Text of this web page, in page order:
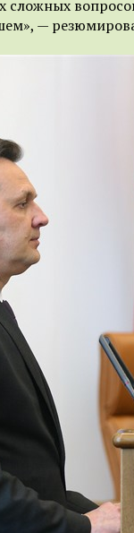
сложных
—